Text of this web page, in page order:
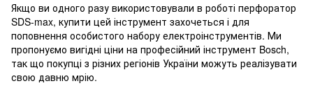
Якщо ви одного разу використовували в роботі перфоратор
SDS-max, купити цей інструмент захочеться і для
поповнення особистого набору електроінструментів. Ми
пропонуємо вигідні ціни на професійний інструмент Bosch,
так що покупці з різних регіонів України можуть реалізувати
свою давню мрію.